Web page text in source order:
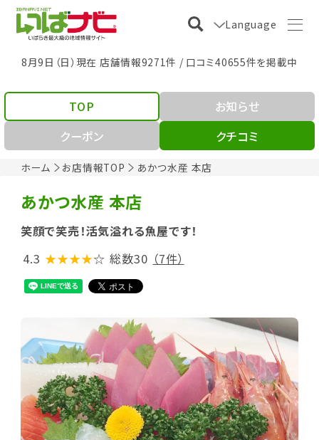
Language
8月9日（日）現在 店舗情報9271件 / 口コミ40655件を掲載中
ホーム お店情報TOP あかつ水産 本店
TOP
お知らせ
クーポン
クチコミ
あかつ水産 本店
笑顔で笑売！活気溢れる魚屋です！
4.3 ★★★★☆ 総数30 （7件）